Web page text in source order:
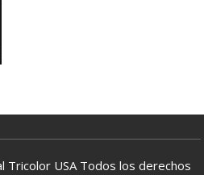
Tricolor USA Todos los derechos